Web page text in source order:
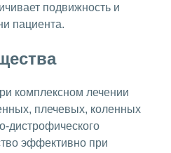
подвижность и
пациента.
комплексном лечении
плечевых, коленных
дистрофического
эффективно при